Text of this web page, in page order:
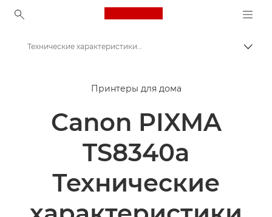
Canon Logo, back to
Принтеры Canon
Технические характеристики и функции - Принтер Canon PIXMA TS8340a
Принтеры для дома
Canon PIXMA
TS8340a
Технические